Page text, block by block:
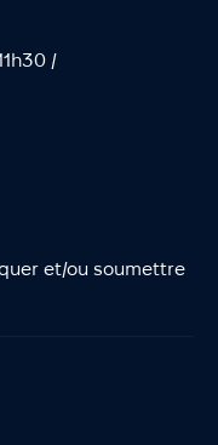
/
et/ou soumettre